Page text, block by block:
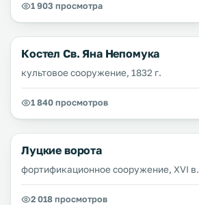
1 903 просмотра
Костел Св. Яна Непомука
культовое сооружение, 1832 г.
1 840 просмотров
Луцкие ворота
фортификационное сооружение, XVI в.
2 018 просмотров